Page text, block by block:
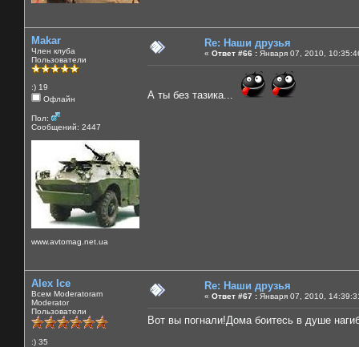
Makar
Член клуба
Пользователи
:) 19
Офлайн
Пол:
Сообщений: 2447
www.avtomag.net.ua
Re: Наши друзья
« Ответ #66 : Января 07, 2010,
А ты без тазика...
Alex Ice
Всем Moderatoram
Moderator
Пользователи
:) 35
Re: Наши друзья
« Ответ #67 : Января 07, 2010,
Вот вы погнали!Дома боитесь в душе